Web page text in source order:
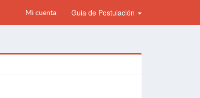
Mi cuenta Guia de Postulación